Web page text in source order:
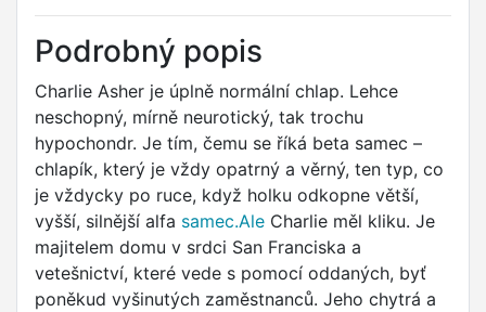
Podrobný popis
Charlie Asher je úplně normální chlap. Lehce
neschopný, mírně neurotický, tak trochu
hypochondr. Je tím, čemu se říká beta samec –
chlapík, který je vždy opatrný a věrný, ten typ, co
je vždycky po ruce, když holku odkopne větší,
vyšší, silnější alfa samec.Ale Charlie měl kliku. Je
majitelem domu v srdci San Franciska a
vetešnictví, které vede s pomocí oddaných, byť
poněkud vyšinutých zaměstnanců. Jeho chytrá a